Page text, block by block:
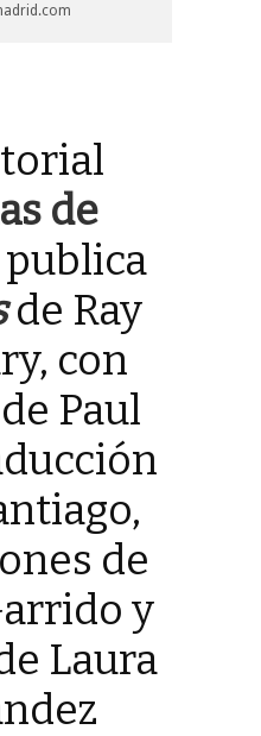
de
de Ray
con
Paul
de
y
Laura